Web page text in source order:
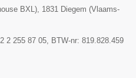
BXL) 1831 Diegem (Vlaams-
2 255 87 05 , BTW-nr: 819.828.459